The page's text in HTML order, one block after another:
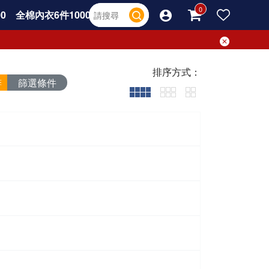
全棉內衣6件1000
篩選條件
排序方式：